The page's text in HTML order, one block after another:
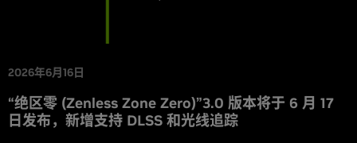
2026年6月16日
“绝区零 (Zenless Zone Zero)”3.0 版本将于 6 月 17
日发布，新增支持 DLSS 和光线追踪